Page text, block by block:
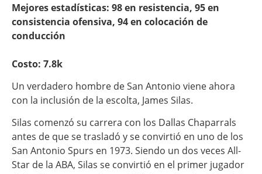
Mejores estadísticas: 98 en resistencia, 95 en
consistencia ofensiva, 94 en colocación de
conducción
Costo: 7.8k
Un verdadero hombre de San Antonio viene ahora
con la inclusión de la escolta, James Silas.
Silas comenzó su carrera con los Dallas Chaparrals
antes de que se trasladó y se convirtió en uno de los
San Antonio Spurs en 1973. Siendo un dos veces All-
Star de la ABA, Silas se convirtió en el primer jugador